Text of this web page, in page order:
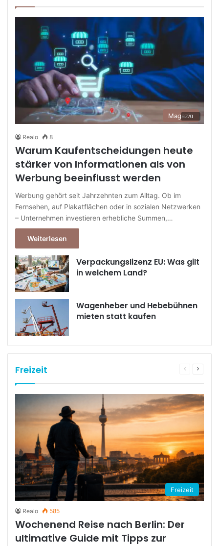
Magazin
Realo 8
Warum Kaufentscheidungen heute
stärker von Informationen als von
Werbung beeinflusst werden
Werbung gehört seit Jahrzehnten zum Alltag. Ob im
Fernsehen, auf Plakatflächen oder in sozialen Netzwerken
– Unternehmen investieren erhebliche Summen,…
Weiterlesen
Verpackungslizenz EU: Was gilt
in welchem Land?
Wagenheber und Hebebühnen
mieten statt kaufen
Freizeit
Vorherige
Freizeit
Realo 585
Wochenend Reise nach Berlin: Der
ultimative Guide mit Tipps zur